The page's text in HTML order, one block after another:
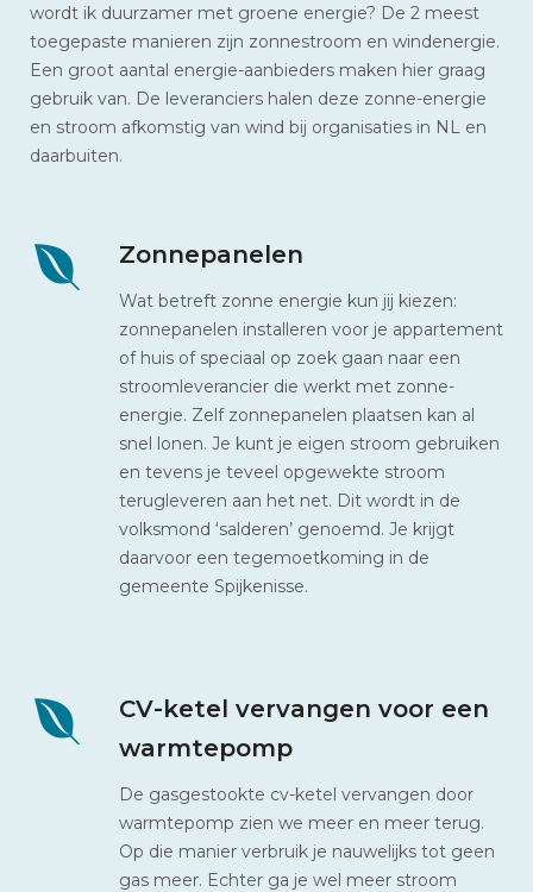
wordt ik duurzamer met groene energie? De 2 meest
toegepaste manieren zijn zonnestroom en windenergie.
Een groot aantal energie-aanbieders maken hier graag
gebruik van. De leveranciers halen deze zonne-energie
en stroom afkomstig van wind bij organisaties in NL en
daarbuiten.
Zonnepanelen
Wat betreft zonne energie kun jij kiezen:
zonnepanelen installeren voor je appartement
of huis of speciaal op zoek gaan naar een
stroomleverancier die werkt met zonne-
energie. Zelf zonnepanelen plaatsen kan al
snel lonen. Je kunt je eigen stroom gebruiken
en tevens je teveel opgewekte stroom
terugleveren aan het net. Dit wordt in de
volksmond ‘salderen’ genoemd. Je krijgt
daarvoor een tegemoetkoming in de
gemeente Spijkenisse.
CV-ketel vervangen voor een
warmtepomp
De gasgestookte cv-ketel vervangen door
warmtepomp zien we meer en meer terug.
Op die manier verbruik je nauwelijks tot geen
gas meer. Echter ga je wel meer stroom